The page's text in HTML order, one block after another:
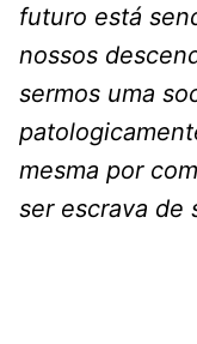
futuro está
nossos
sermos uma
mesma por
ser escrava de